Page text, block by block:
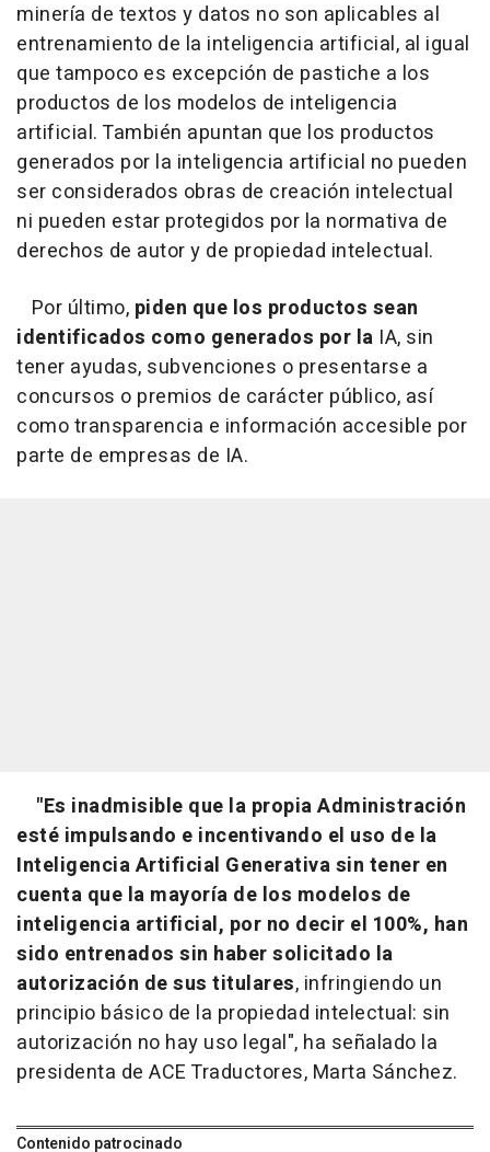
minería de textos y datos no son aplicables al
entrenamiento de la inteligencia artificial, al igual
que tampoco es excepción de pastiche a los
productos de los modelos de inteligencia
artificial. También apuntan que los productos
generados por la inteligencia artificial no pueden
ser considerados obras de creación intelectual
ni pueden estar protegidos por la normativa de
derechos de autor y de propiedad intelectual.
Por último, piden que los productos sean
identificados como generados por la IA, sin
tener ayudas, subvenciones o presentarse a
concursos o premios de carácter público, así
como transparencia e información accesible por
parte de empresas de IA.
"Es inadmisible que la propia Administración
esté impulsando e incentivando el uso de la
Inteligencia Artificial Generativa sin tener en
cuenta que la mayoría de los modelos de
inteligencia artificial, por no decir el 100%, han
sido entrenados sin haber solicitado la
autorización de sus titulares, infringiendo un
principio básico de la propiedad intelectual: sin
autorización no hay uso legal", ha señalado la
presidenta de ACE Traductores, Marta Sánchez.
Contenido patrocinado